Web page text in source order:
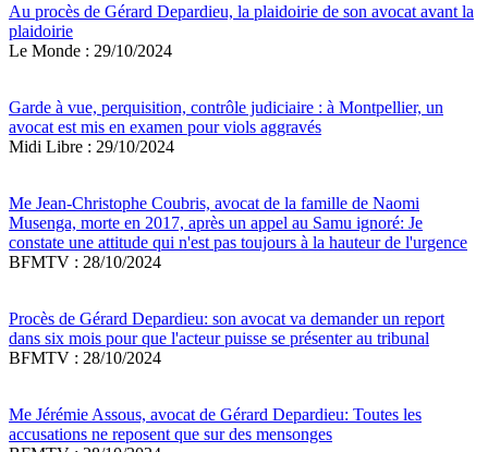
Au procès de Gérard Depardieu, la plaidoirie de son avocat avant la
plaidoirie
Le Monde : 29/10/2024
Garde à vue, perquisition, contrôle judiciaire : à Montpellier, un
avocat est mis en examen pour viols aggravés
Midi Libre : 29/10/2024
Me Jean-Christophe Coubris, avocat de la famille de Naomi
Musenga, morte en 2017, après un appel au Samu ignoré: Je
constate une attitude qui n'est pas toujours à la hauteur de l'urgence
BFMTV : 28/10/2024
Procès de Gérard Depardieu: son avocat va demander un report
dans six mois pour que l'acteur puisse se présenter au tribunal
BFMTV : 28/10/2024
Me Jérémie Assous, avocat de Gérard Depardieu: Toutes les
accusations ne reposent que sur des mensonges